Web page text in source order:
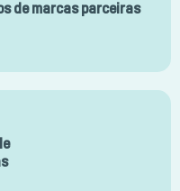
de marcas parceiras